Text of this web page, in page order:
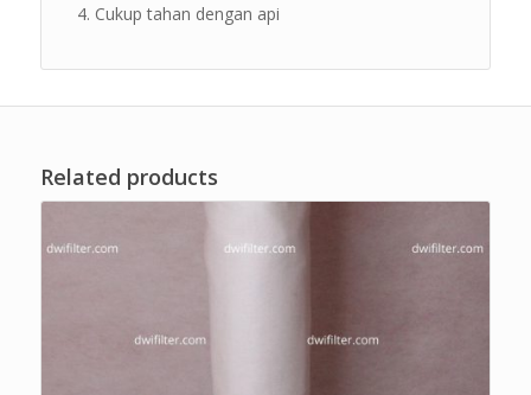
Cukup tahan dengan api
Related products